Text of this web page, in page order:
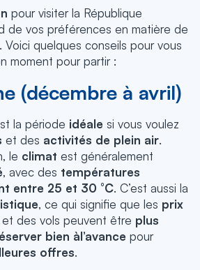
pour visiter la République
de vos préférences en matière de
Voici quelques conseils pour vous
moment pour partir :
(décembre à avril)
la période idéale si vous voulez
et des activités de plein air.
le climat est généralement
, avec des températures
entre 25 et 30 °C. C’est aussi la
, ce qui signifie que les prix
des vols peuvent être plus
bien àl’avance pour
offres.